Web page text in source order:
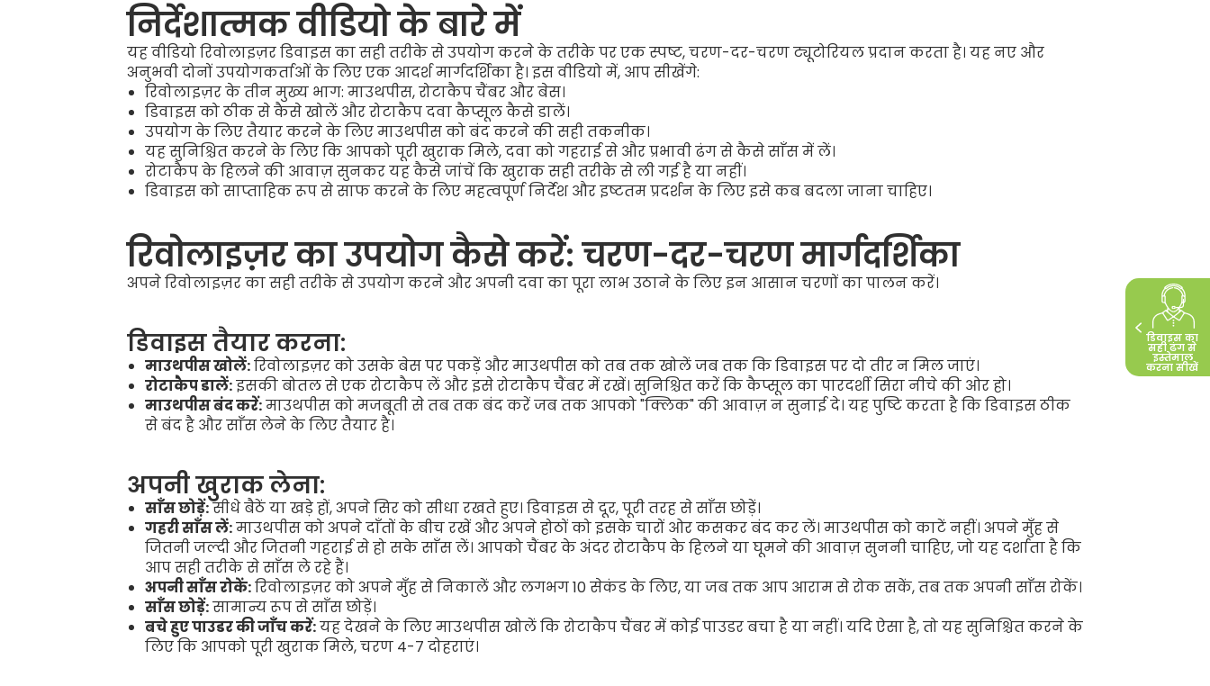
निर्देशात्मक वीडियो के बारे में
यह वीडियो रिवोलाइज़र डिवाइस का सही तरीके से उपयोग करने के तरीके पर एक स्पष्ट, चरण-दर-चरण ट्यूटोरियल प्रदान करता है। यह नए और
अनुभवी दोनों उपयोगकर्ताओं के लिए एक आदर्श मार्गदर्शिका है। इस वीडियो में, आप सीखेंगे:
रिवोलाइज़र के तीन मुख्य भाग: माउथपीस, रोटाकैप चैंबर और बेस।
डिवाइस को ठीक से कैसे खोलें और रोटाकैप दवा कैप्सूल कैसे डालें।
उपयोग के लिए तैयार करने के लिए माउथपीस को बंद करने की सही तकनीक।
यह सुनिश्चित करने के लिए कि आपको पूरी खुराक मिले, दवा को गहराई से और प्रभावी ढंग से कैसे साँस में लें।
रोटाकैप के हिलने की आवाज़ सुनकर यह कैसे जांचें कि खुराक सही तरीके से ली गई है या नहीं।
डिवाइस को साप्ताहिक रूप से साफ करने के लिए महत्वपूर्ण निर्देश और इष्टतम प्रदर्शन के लिए इसे कब बदला जाना चाहिए।
रिवोलाइज़र का उपयोग कैसे करें: चरण-दर-चरण मार्गदर्शिका
अपने रिवोलाइज़र का सही तरीके से उपयोग करने और अपनी दवा का पूरा लाभ उठाने के लिए इन आसान चरणों का पालन करें।
डिवाइस तैयार करना:
माउथपीस खोलें:रिवोलाइज़र को उसके बेस पर पकड़ें और माउथपीस को तब तक खोलें जब तक कि डिवाइस पर दो तीर न मिल जाएं।
रोटाकैप डालें:इसकी बोतल से एक रोटाकैप लें और इसे रोटाकैप चैंबर में रखें। सुनिश्चित करें कि कैप्सूल का पारदर्शी सिरा नीचे की ओर हो।
माउथपीस बंद करें:माउथपीस को मजबूती से तब तक बंद करें जब तक आपको "क्लिक" की आवाज़ न सुनाई दे। यह पुष्टि करता है कि डिवाइस ठीक
से बंद है और साँस लेने के लिए तैयार है।
अपनी खुराक लेना:
साँस छोड़ें:सीधे बैठें या खड़े हों, अपने सिर को सीधा रखते हुए। डिवाइस से दूर, पूरी तरह से साँस छोड़ें।
गहरी साँस लें:माउथपीस को अपने दाँतों के बीच रखें और अपने होठों को इसके चारों ओर कसकर बंद कर लें। माउथपीस को काटें नहीं। अपने मुँह से
जितनी जल्दी और जितनी गहराई से हो सके साँस लें। आपको चैंबर के अंदर रोटाकैप के हिलने या घूमने की आवाज़ सुननी चाहिए, जो यह दर्शाता है कि
आप सही तरीके से साँस ले रहे हैं।
अपनी साँस रोकें:रिवोलाइज़र को अपने मुँह से निकालें और लगभग 10 सेकंड के लिए, या जब तक आप आराम से रोक सकें, तब तक अपनी साँस रोकें।
साँस छोड़ें:सामान्य रूप से साँस छोड़ें।
बचे हुए पाउडर की जाँच करें:यह देखने के लिए माउथपीस खोलें कि रोटाकैप चैंबर में कोई पाउडर बचा है या नहीं। यदि ऐसा है, तो यह सुनिश्चित करने के
लिए कि आपको पूरी खुराक मिले, चरण 4-7 दोहराएं।
डिवाइस का
सही ढंग से
इस्तेमाल
करना सीखें